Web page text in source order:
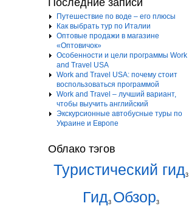
Последние записи
Путешествие по воде – его плюсы
Как выбрать тур по Италии
Оптовые продажи в магазине
«Оптовичок»
Особенности и цели программы Work
and Travel USA
Work and Travel USA: почему стоит
воспользоваться программой
Work and Travel – лучший вариант,
чтобы выучить английский
Экскурсионные автобусные туры по
Украине и Европе
Облако тэгов
Туристический гид3
Гид3 Обзор3